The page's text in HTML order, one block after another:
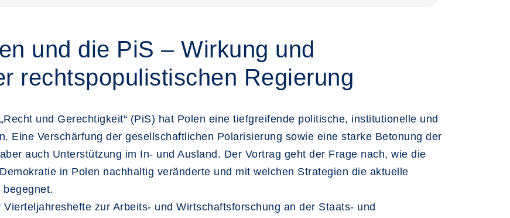
und die PiS – Wirkung und
rechtspopulistischen Regierung
und Gerechtigkeit“ (PiS) hat Polen eine tiefgreifende politische, institutionelle und
Eine Verschärfung der gesellschaftlichen Polarisierung sowie eine starke Betonung der
auch Unterstützung im In- und Ausland. Der Vortrag geht der Frage nach, wie die
in Polen nachhaltig veränderte und mit welchen Strategien die aktuelle
zur Arbeits- und Wirtschaftsforschung an der Staats- und